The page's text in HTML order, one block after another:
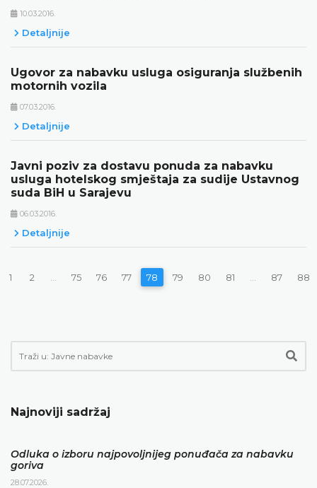
10.03.2016.
Detaljnije
Ugovor za nabavku usluga osiguranja službenih
motornih vozila
07.03.2016.
Detaljnije
Javni poziv za dostavu ponuda za nabavku
usluga hotelskog smještaja za sudije Ustavnog
suda BiH u Sarajevu
06.03.2016.
Detaljnije
1 2 75 76 77 78 79 80 81 87 88
Najnoviji sadržaj
Odluka o izboru najpovoljnijeg ponuđača za nabavku
goriva
28.07.2026.